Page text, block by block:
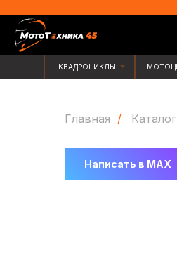
Главная / Каталог
Написать в MAX